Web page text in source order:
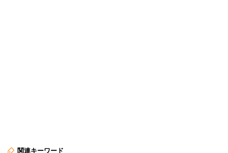
関連キーワード